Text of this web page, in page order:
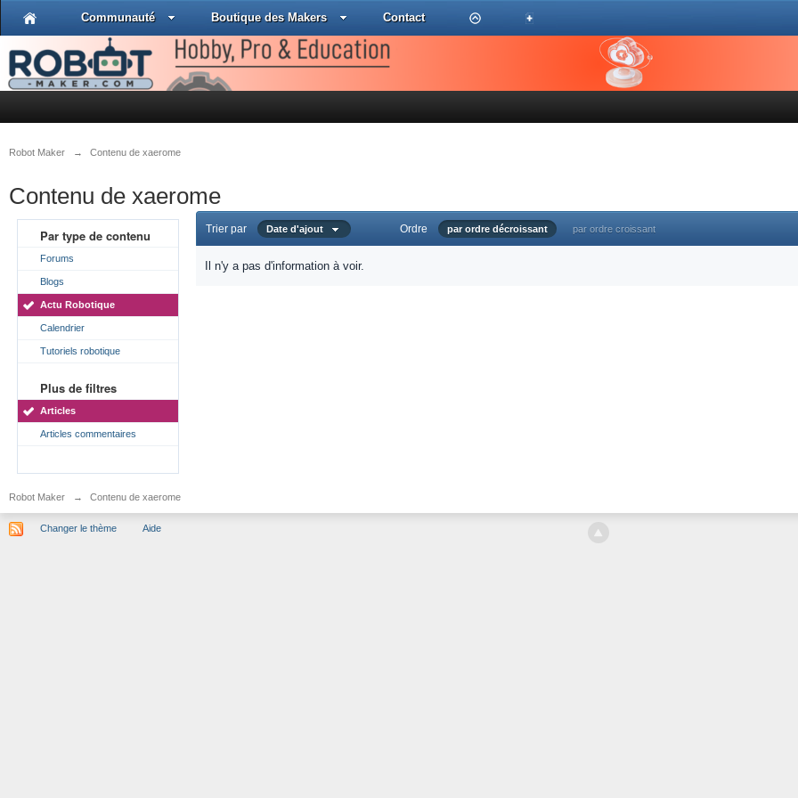
Communauté Boutique des Makers Contact
Robot Maker → Contenu de xaerome
Contenu de xaerome
Par type de contenu
Forums
Blogs
Actu Robotique
Calendrier
Tutoriels robotique
Plus de filtres
Articles
Articles commentaires
Trier par Date d'ajout Ordre par ordre décroissant par ordre croissant
Il n'y a pas d'information à voir.
Robot Maker → Contenu de xaerome
Changer le thème Aide